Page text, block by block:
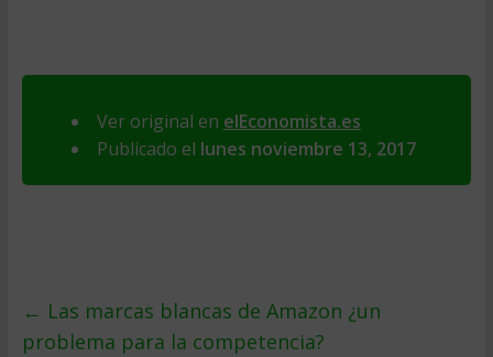
Ver original en elEconomista.es
Publicado el lunes noviembre 13, 2017
← Las marcas blancas de Amazon ¿un
problema para la competencia?